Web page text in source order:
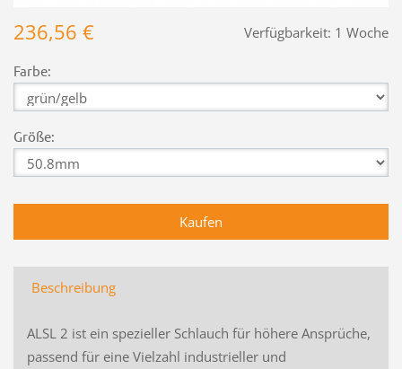
Verfügbarkeit: 1 Woche
236,56 €
Farbe:
Größe:
Beschreibung
ALSL 2 ist ein spezieller Schlauch für höhere Ansprüche,
passend für eine Vielzahl industrieller und